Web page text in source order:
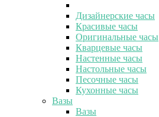
Дизайнерские часы
Красивые часы
Оригинальные часы
Кварцевые часы
Настенные часы
Настольные часы
Песочные часы
Кухонные часы
Вазы
Вазы